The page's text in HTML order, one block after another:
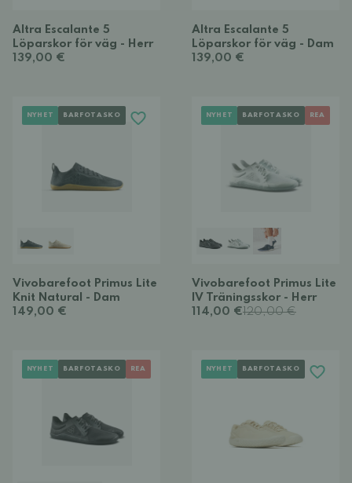
Altra Escalante 5
Löparskor för väg - Herr
139,00 €
Altra Escalante 5
Löparskor för väg - Dam
139,00 €
NYHET BARFOTASKO
Vivobarefoot Primus Lite
Knit Natural - Dam
149,00 €
NYHET BARFOTASKO REA
Vivobarefoot Primus Lite
IV Träningsskor - Herr
114,00 €120,00 €
NYHET BARFOTASKO REA NYHET BARFOTASKO